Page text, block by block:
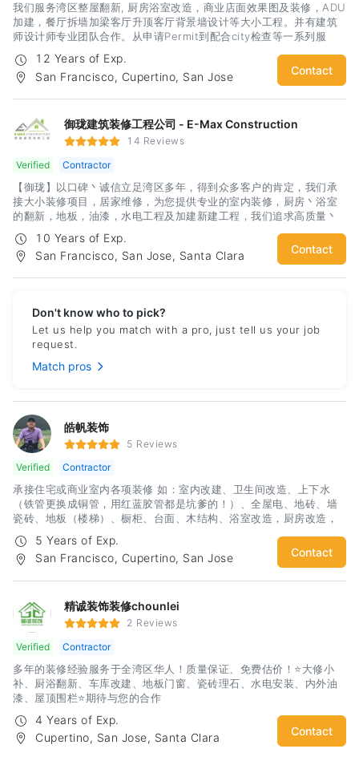
我们服务湾区整屋翻新, 厨房浴室改造，商业店面效果图及装修，ADU
加建，餐厅拆墙加梁客厅升顶客厅背景墙设计等大小工程。并有建筑
师设计师专业团队合作。从申请Permit到配合city检查等一系列服
务。 我们有着丰富的经验和精工求细的施工团队，相信定会给你一个
建设性的沟通和满意的合作
12 Years of Exp.
San Francisco, Cupertino, San Jose
Contact
御珑建筑装修工程公司 - E-Max Construction
14 Reviews
Verified
Contractor
【御珑】以口碑丶诚信立足湾区多年，得到众多客户的肯定，我们承
接大小装修项目，居家维修，为您提供专业的室内装修，厨房丶浴室
的翻新，地板，油漆，水电工程及加建新建工程，我们追求高质量丶
（大至全屋装修小至换灯丶水龙头丶热水器）我们都是你身边值得信
任丶老实可靠的卫士！服务全湾区！免费上门评估！
10 Years of Exp.
San Francisco, San Jose, Santa Clara
Contact
Don't know who to pick?
Let us help you match with a pro, just tell us your job
request.
Match pros
皓帆装饰
5 Reviews
Verified
Contractor
承接住宅或商业室内各项装修 如：室内改建、卫生间改造、上下水
（铁管更换成铜管，用红蓝胶管都是坑爹的！）、全屋电、地砖、墙
瓷砖、地板（楼梯）、橱柜、台面、木结构、浴室改造，厨房改造，
亭、上水下水，砖木围墙、水泥地，更换门窗，大修小补！匠人精
神，精品工艺，给你舒心装修体验！期待您诚意的联系：杨先生 电
5 Years of Exp.
San Francisco, Cupertino, San Jose
Contact
精诚装饰装修chounlei
2 Reviews
Verified
Contractor
多年的装修经验服务于全湾区华人！质量保证、免费估价！⭐️大修小
补、厨浴翻新、车库改建、地板门窗、瓷砖理石、水电安装、内外油
漆、屋顶围栏⭐️期待与您的合作
4 Years of Exp.
Cupertino, San Jose, Santa Clara
Contact